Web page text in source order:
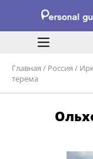
Главная / Россия /
терема